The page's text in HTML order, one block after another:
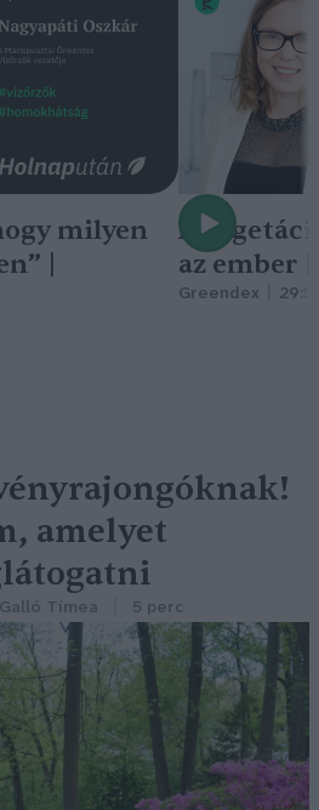
milyen
|
A
az ember
Greendex
amelyet
Tímea 5 perc